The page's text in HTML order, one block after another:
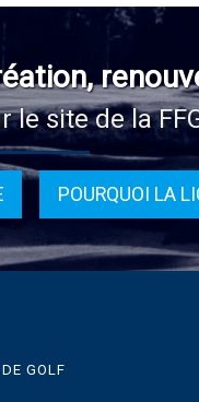
le site de la
POURQUOI LA
GOLF